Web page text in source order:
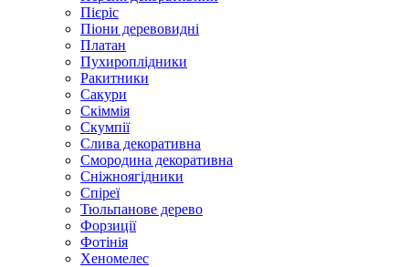
Пієріс
Піони деревовидні
Платан
Пухироплідники
Ракитники
Сакури
Скіммія
Скумпії
Слива декоративна
Смородина декоративна
Сніжноягідники
Спіреї
Тюльпанове дерево
Форзиції
Фотінія
Хеномелес